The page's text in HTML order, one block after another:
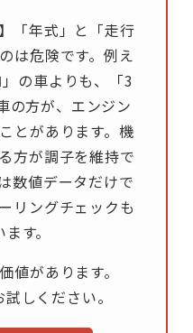
「年式」と「走行
は危険です。例え
の車よりも、「3
の方が、エンジン
とがあります。機
方が調子を維持で
数値データだけで
リングチェックも
す。
値があります。
しください。